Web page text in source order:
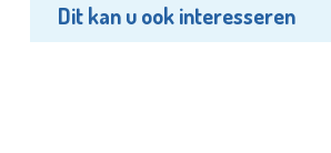
Dit kan u ook interesseren